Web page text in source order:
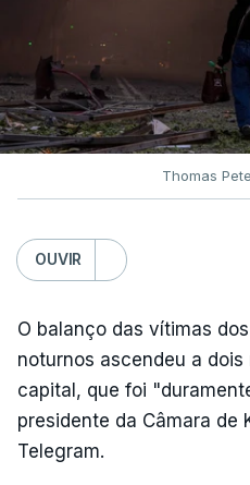
Thomas
OUVIR
O balanço das vítimas
noturnos ascendeu a
capital, que foi
presidente da Câmara de
Telegram.